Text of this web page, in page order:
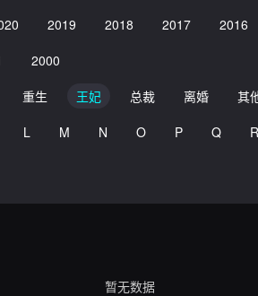
2019 2018 2017 2016
2000
重生 王妃 总裁 离婚
其
L M N O P Q R
暂无数据